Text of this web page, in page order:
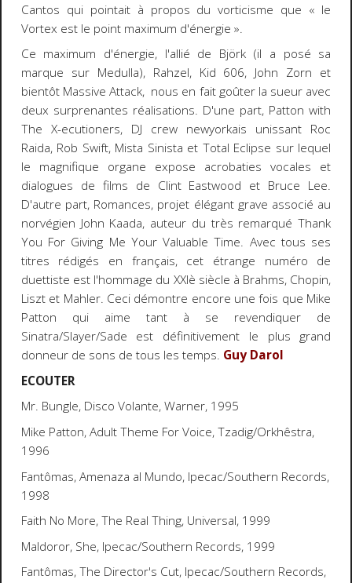
Cantos qui pointait à propos du vorticisme que « le
Vortex est le point maximum d'énergie ».
Ce maximum d'énergie, l'allié de Björk (il a posé sa
marque sur Medulla), Rahzel, Kid 606, John Zorn et
bientôt Massive Attack, nous en fait goûter la sueur avec
deux surprenantes réalisations. D'une part, Patton with
The X-ecutioners,DJ crew newyorkais unissant Roc
Raida, Rob Swift, Mista Sinista et Total Eclipse sur lequel
le magnifique organe expose acrobaties vocales et
dialogues de films de Clint Eastwood et Bruce Lee.
D'autre part, Romances, projet élégant grave associé au
norvégien John Kaada, auteur du très remarquéThank
You For Giving Me Your Valuable Time. Avec tous ses
titres rédigés en français, cet étrange numéro de
duettiste est l'hommage du XXIè siècle à Brahms, Chopin,
Liszt et Mahler. Ceci démontre encore une fois que Mike
Patton qui aime tant à se revendiquer de
Sinatra/Slayer/Sade est définitivement le plus grand
donneur de sons de tous les temps. Guy Darol
ECOUTER
Mr. Bungle, Disco Volante, Warner, 1995
Mike Patton,Adult Theme For Voice, Tzadig/Orkhêstra,
1996
Fantômas,Amenaza al Mundo, Ipecac/Southern Records,
1998
Faith No More,The Real Thing, Universal, 1999
Maldoror, She, Ipecac/Southern Records, 1999
Fantômas,The Director's Cut, Ipecac/Southern Records,